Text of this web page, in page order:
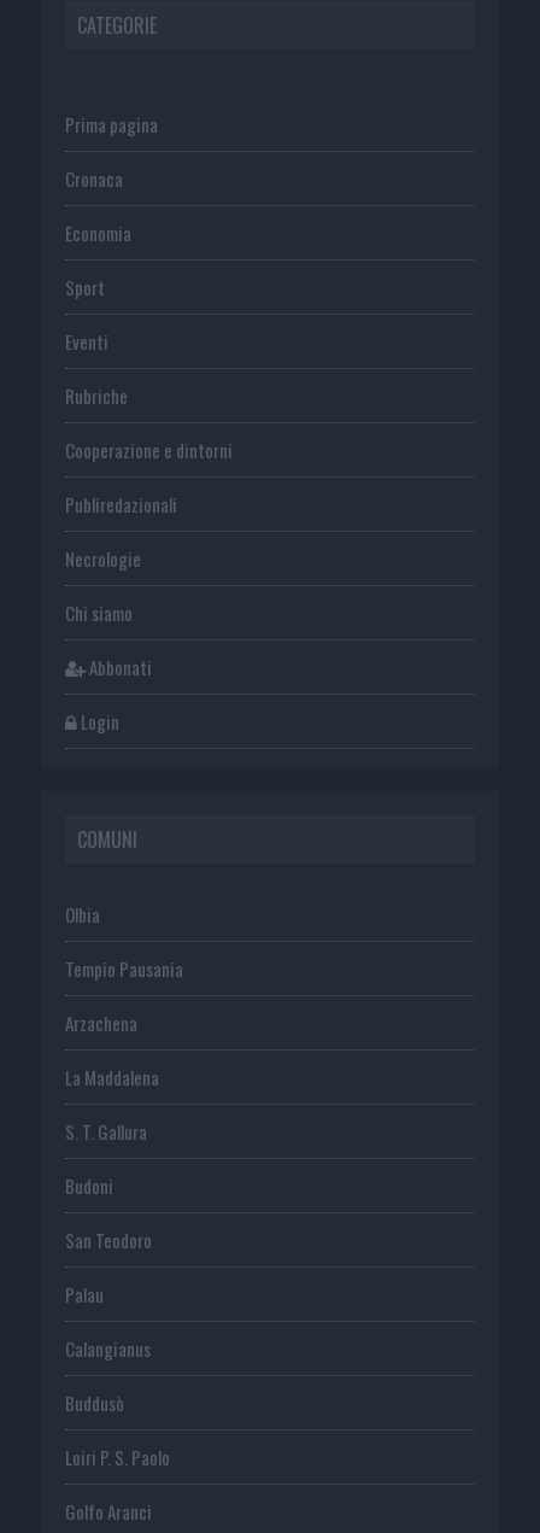
CATEGORIE
Prima pagina
Cronaca
Economia
Sport
Eventi
Rubriche
Cooperazione e dintorni
Publiredazionali
Necrologie
Chi siamo
Abbonati
Login
COMUNI
Olbia
Tempio Pausania
Arzachena
La Maddalena
S. T. Gallura
Budoni
San Teodoro
Palau
Calangianus
Buddusò
Loiri P. S. Paolo
Golfo Aranci